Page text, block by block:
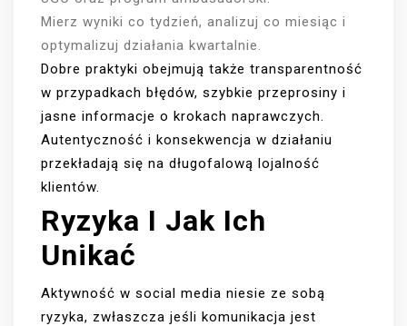
Mierz wyniki co tydzień, analizuj co miesiąc i
optymalizuj działania kwartalnie.
Dobre praktyki obejmują także transparentność
w przypadkach błędów, szybkie przeprosiny i
jasne informacje o krokach naprawczych.
Autentyczność i konsekwencja w działaniu
przekładają się na długofalową lojalność
klientów.
Ryzyka I Jak Ich
Unikać
Aktywność w social media niesie ze sobą
ryzyka, zwłaszcza jeśli komunikacja jest